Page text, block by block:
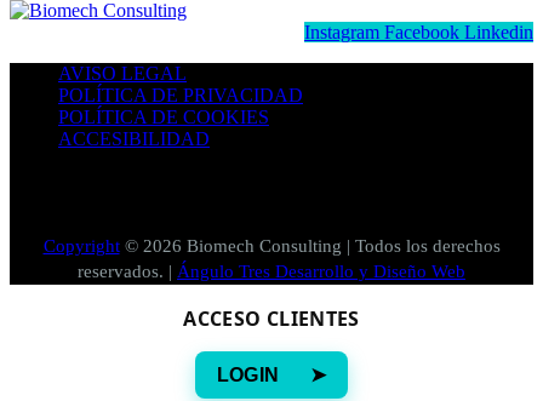
Instagram Facebook Linkedin
AVISO LEGAL
POLÍTICA DE PRIVACIDAD
POLÍTICA DE COOKIES
ACCESIBILIDAD
Copyright© 2026 Biomech Consulting | Todos los derechos
reservados. | Ángulo Tres Desarrollo y Diseño Web
ACCESO CLIENTES
LOGIN ➤